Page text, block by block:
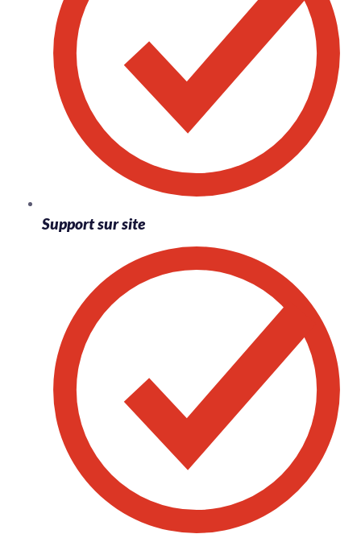
Support sur site